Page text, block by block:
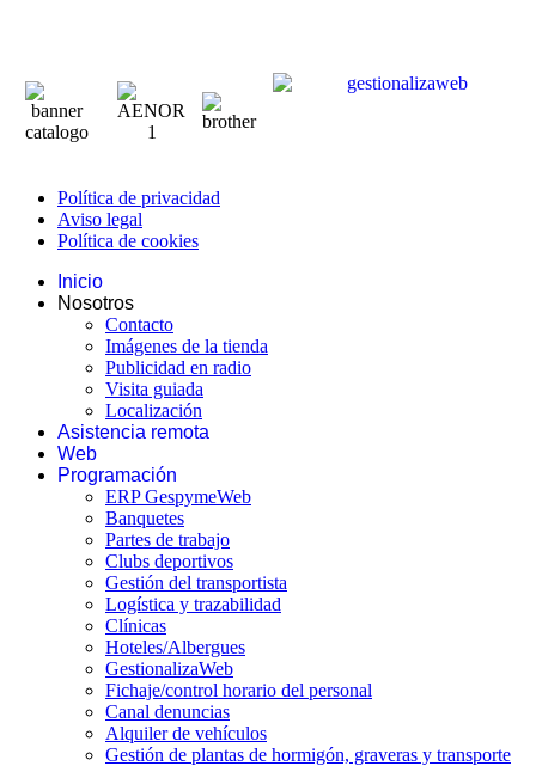
Política de privacidad
Aviso legal
Política de cookies
Inicio
Nosotros
Contacto
Imágenes de la tienda
Publicidad en radio
Visita guiada
Localización
Asistencia remota
Web
Programación
ERP GespymeWeb
Banquetes
Partes de trabajo
Clubs deportivos
Gestión del transportista
Logística y trazabilidad
Clínicas
Hoteles/Albergues
GestionalizaWeb
Fichaje/control horario del personal
Canal denuncias
Alquiler de vehículos
Gestión de plantas de hormigón, graveras y transporte